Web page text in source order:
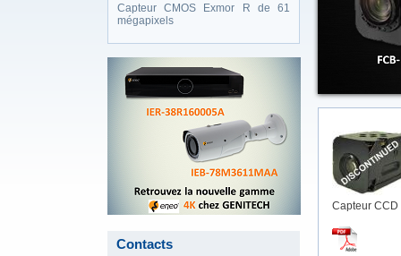
Capteur CMOS Exmor R de 61
mégapixels
Contacts
Capteur